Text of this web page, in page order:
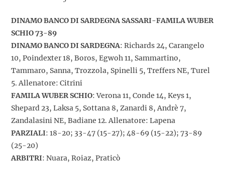
DINAMO BANCO DI SARDEGNA SASSARI-FAMILA WUBER
SCHIO 73-89
DINAMO BANCO DI SARDEGNA: Richards 24, Carangelo
10, Poindexter 18, Boros, Egwoh 11, Sammartino,
Tammaro, Sanna, Trozzola, Spinelli 5, Treffers NE, Turel
5. Allenatore: Citrini
FAMILA WUBER SCHIO: Verona 11, Conde 14, Keys 1,
Shepard 23, Laksa 5, Sottana 8, Zanardi 8, Andrè 7,
Zandalasini NE, Badiane 12. Allenatore: Lapena
PARZIALI: 18-20; 33-47 (15-27); 48-69 (15-22); 73-89
(25-20)
ARBITRI: Nuara, Roiaz, Praticò